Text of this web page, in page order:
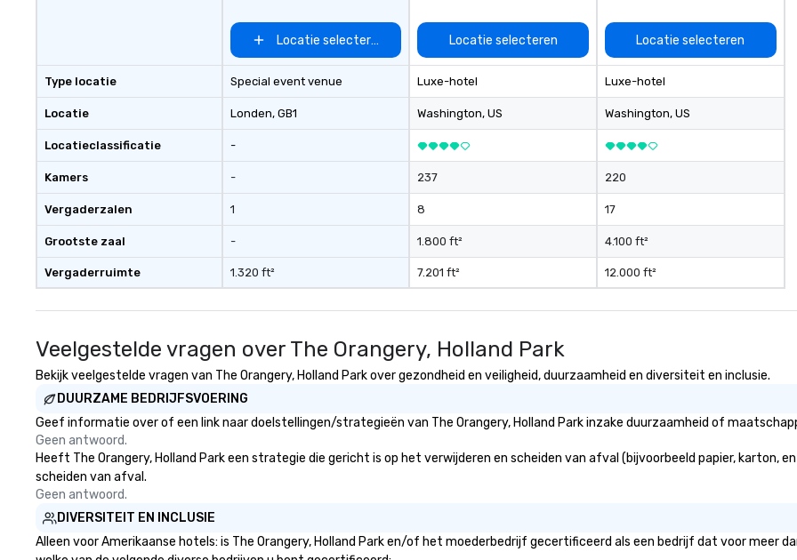
Type locatie
Locatie
Locatieclassificatie
Kamers
Vergaderzalen
Grootste zaal
Vergaderruimte
Locatie selecteren
Special event venue
Londen, GB1
-
-
1
-
1.320 ft²
Locatie selecteren
Luxe-hotel
Washington, US
237
8
1.800 ft²
7.201 ft²
Locatie selecteren
Luxe-hotel
Washington, US
220
17
4.100 ft²
12.000 ft²
Veelgestelde vragen over The Orangery, Holland Park
Bekijk veelgestelde vragen van The Orangery, Holland Park over gezondheid en veiligheid, duurzaamheid en diversiteit en inclusie.
DUURZAME BEDRIJFSVOERING
Geef informatie over of een link naar doelstellingen/strategieën van The Orangery, Holland Park inzake duurzaamheid of
Geen antwoord.
Heeft The Orangery, Holland Park een strategie die gericht is op het verwijderen en scheiden van afval (bijvoorbeeld papier, karton,
scheiden van afval.
Geen antwoord.
DIVERSITEIT EN INCLUSIE
Alleen voor Amerikaanse hotels: is The Orangery, Holland Park en/of het moederbedrijf gecertificeerd als een bedrijf dat voor meer